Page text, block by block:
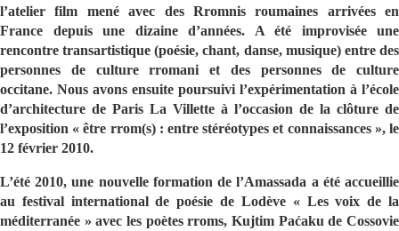
l’atelier film mené avec des Rromnis roumaines arrivées en
France depuis une dizaine d’années. A été improvisée une
rencontre transartistique (poésie, chant, danse, musique) entre des
personnes de culture rromani et des personnes de culture
occitane. Nous avons ensuite poursuivi l’expérimentation à l’école
d’architecture de Paris La Villette à l’occasion de la clôture de
l’exposition « être rrom(s) : entre stéréotypes et connaissances », le
12 février 2010.
L’été 2010, une nouvelle formation de l’Amassada a été accueillie
au festival international de poésie de Lodève « Les voix de la
méditerranée » avec les poètes rroms, Kujtim Paćaku de Cossovie